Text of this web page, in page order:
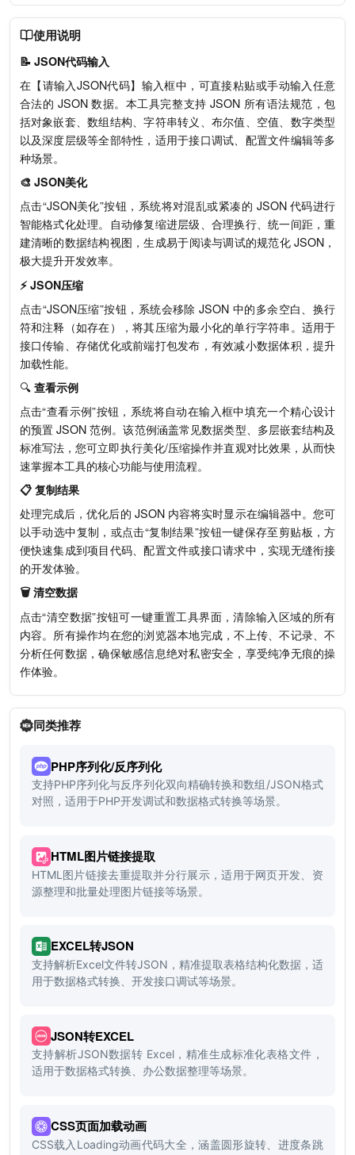
使用说明
📝 JSON代码输入
在【请输入JSON代码】输入框中，可直接粘贴或手动输入任意
合法的 JSON 数据。本工具完整支持 JSON 所有语法规范，包
括对象嵌套、数组结构、字符串转义、布尔值、空值、数字类型
以及深度层级等全部特性，适用于接口调试、配置文件编辑等多
种场景。
🎨 JSON美化
点击“JSON美化”按钮，系统将对混乱或紧凑的 JSON 代码进行
智能格式化处理。自动修复缩进层级、合理换行、统一间距，重
建清晰的数据结构视图，生成易于阅读与调试的规范化 JSON，
极大提升开发效率。
⚡ JSON压缩
点击“JSON压缩”按钮，系统会移除 JSON 中的多余空白、换行
符和注释（如存在），将其压缩为最小化的单行字符串。适用于
接口传输、存储优化或前端打包发布，有效减小数据体积，提升
加载性能。
🔍 查看示例
点击“查看示例”按钮，系统将自动在输入框中填充一个精心设计
的预置 JSON 范例。该范例涵盖常见数据类型、多层嵌套结构及
标准写法，您可立即执行美化/压缩操作并直观对比效果，从而快
速掌握本工具的核心功能与使用流程。
📋 复制结果
处理完成后，优化后的 JSON 内容将实时显示在编辑器中。您可
以手动选中复制，或点击“复制结果”按钮一键保存至剪贴板，方
便快速集成到项目代码、配置文件或接口请求中，实现无缝衔接
的开发体验。
🗑️ 清空数据
点击“清空数据”按钮可一键重置工具界面，清除输入区域的所有
内容。所有操作均在您的浏览器本地完成，不上传、不记录、不
分析任何数据，确保敏感信息绝对私密安全，享受纯净无痕的操
作体验。
同类推荐
PHP序列化/反序列化
支持PHP序列化与反序列化双向精确转换和数组/JSON格式
对照，适用于PHP开发调试和数据格式转换等场景。
HTML图片链接提取
HTML图片链接去重提取并分行展示，适用于网页开发、资
源整理和批量处理图片链接等场景。
EXCEL转JSON
支持解析Excel文件转JSON，精准提取表格结构化数据，适
用于数据格式转换、开发接口调试等场景。
JSON转EXCEL
支持解析JSON数据转 Excel，精准生成标准化表格文件，
适用于数据格式转换、办公数据整理等场景。
CSS页面加载动画
CSS载入Loading动画代码大全，涵盖圆形旋转、进度条跳